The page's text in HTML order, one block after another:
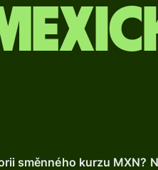
směnného kurzu MXN?